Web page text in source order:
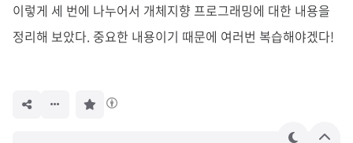
이렇게 세 번에 나누어서 개체지향 프로그래밍에 대한 내용을
정리해 보았다. 중요한 내용이기 때문에 여러번 복습해야겠다!